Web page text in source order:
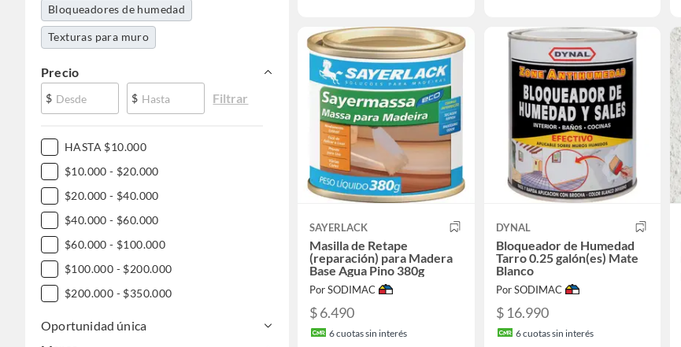
Bloqueadores de humedad
Texturas para muro
Precio
$ $ Filtrar
HASTA $10.000
$10.000 - $20.000
$20.000 - $40.000
$40.000 - $60.000
$60.000 - $100.000
$100.000 - $200.000
$200.000 - $350.000
Oportunidad única
SAYERLACK
Masilla de Retape
(reparación) para Madera
Base Agua Pino 380g
Por SODIMAC
$ 6.490
6cuotas sin interés
DYNAL
Bloqueador de Humedad
Tarro 0.25 galón(es) Mate
Blanco
Por SODIMAC
$ 16.990
6cuotas sin interés